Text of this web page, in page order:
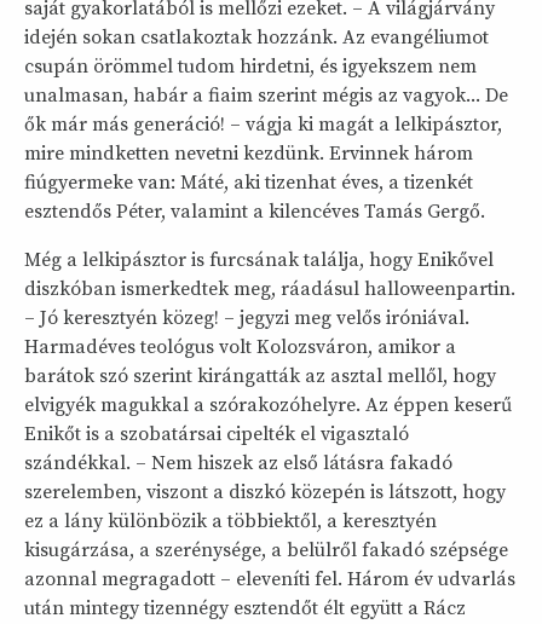
saját gyakorlatából is mellőzi ezeket. – A világjárvány
idején sokan csatlakoztak hozzánk. Az evangéliumot
csupán örömmel tudom hirdetni, és igyekszem nem
unalmasan, habár a fiaim szerint mégis az vagyok... De
ők már más generáció! – vágja ki magát a lelkipásztor,
mire mindketten nevetni kezdünk. Ervinnek három
fiúgyermeke van: Máté, aki tizenhat éves, a tizenkét
esztendős Péter, valamint a kilencéves Tamás Gergő.
Még a lelkipásztor is furcsának találja, hogy Enikővel
diszkóban ismerkedtek meg, ráadásul halloweenpartin.
– Jó keresztyén közeg! – jegyzi meg velős iróniával.
Harmadéves teológus volt Kolozsváron, amikor a
barátok szó szerint kirángatták az asztal mellől, hogy
elvigyék magukkal a szórakozóhelyre. Az éppen keserű
Enikőt is a szobatársai cipelték el vigasztaló
szándékkal. – Nem hiszek az első látásra fakadó
szerelemben, viszont a diszkó közepén is látszott, hogy
ez a lány különbözik a többiektől, a keresztyén
kisugárzása, a szerénysége, a belülről fakadó szépsége
azonnal megragadott – eleveníti fel. Három év udvarlás
után mintegy tizennégy esztendőt élt együtt a Rácz